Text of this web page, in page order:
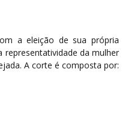
a eleição de sua própria
representatividade da mulher
A corte é composta por: